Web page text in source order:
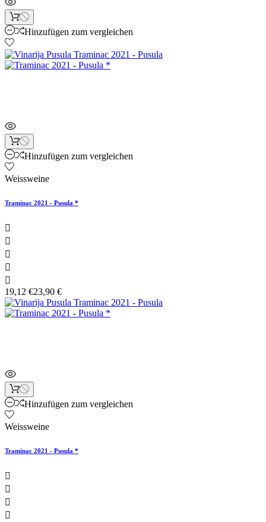
Hinzufügen zum vergleichen
Hinzufügen zum vergleichen
Weissweine
Traminac 2021 - Pusula *





19,12 €23,90 €
Hinzufügen zum vergleichen
Weissweine
Traminac 2021 - Pusula *



